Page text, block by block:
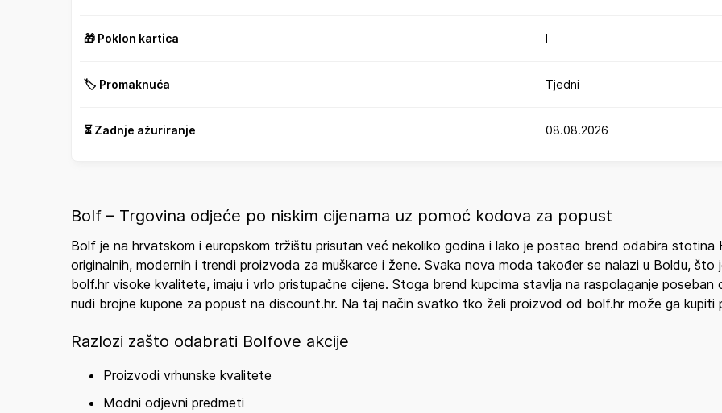
🎁 Poklon kartica I
🏷️ Promaknuća Tjedni
⏳ Zadnje ažuriranje 08.08.2026
Bolf – Trgovina odjeće po niskim cijenama uz pomoć kodova za popust
Bolf je na hrvatskom i europskom tržištu prisutan već nekoliko godina i lako je postao brend odabira
originalnih, modernih i trendi proizvoda za muškarce i žene. Svaka nova moda također se nalazi u Boldu,
bolf.hr visoke kvalitete, imaju i vrlo pristupačne cijene. Stoga brend kupcima stavlja na raspolaganje
nudi brojne kupone za popust na discount.hr. Na taj način svatko tko želi proizvod od bolf.hr može ga kupiti
Razlozi zašto odabrati Bolfove akcije
Proizvodi vrhunske kvalitete
Modni odjevni predmeti